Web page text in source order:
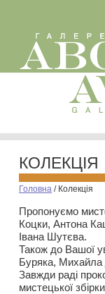
КОЛЕКЦІЯ
Головна / Колекція
Пропонуємо
Коцки, Антона
Івана Шутєва.
Також до Вашої
Буряка,
Завжди раді
мистецької